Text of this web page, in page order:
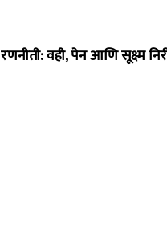
रणनीती: वही, पेन आणि सूक्ष्म